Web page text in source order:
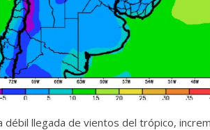
llegada de vientos del trópico,